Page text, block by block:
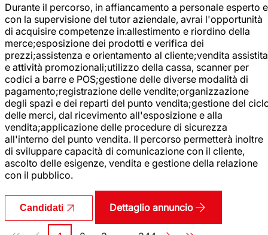
Durante il percorso, in affiancamento a personale esperto e
con la supervisione del tutor aziendale, avrai l'opportunità
di acquisire competenze in:allestimento e riordino della
merce;esposizione dei prodotti e verifica dei
prezzi;assistenza e orientamento al cliente;vendita assistita
e attività promozionali;utilizzo della cassa, scanner per
codici a barre e POS;gestione delle diverse modalità di
pagamento;registrazione delle vendite;organizzazione
degli spazi e dei reparti del punto vendita;gestione del
delle merci, dal ricevimento all'esposizione e alla
vendita;applicazione delle procedure di sicurezza
all'interno del punto vendita. Il percorso permetterà inoltre
di sviluppare capacità di comunicazione con il cliente,
ascolto delle esigenze, vendita e gestione della relazione
con il pubblico.
Candidati Dettaglio annuncio